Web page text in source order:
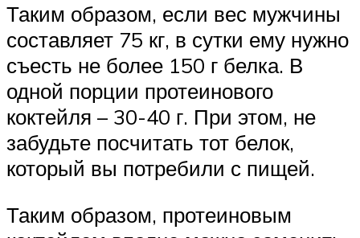
Таким образом, если вес мужчины
составляет 75 кг, в сутки ему нужно
съесть не более 150 г белка. В
одной порции протеинового
коктейля – 30-40 г. При этом, не
забудьте посчитать тот белок,
который вы потребили с пищей.
Таким образом, протеиновым